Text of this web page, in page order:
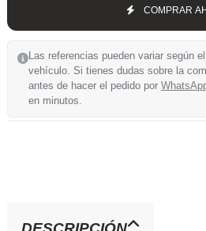
COMPRAR
Las referencias pueden variar según
vehículo. Si tienes dudas sobre la
antes de hacer el pedido por
en minutos.